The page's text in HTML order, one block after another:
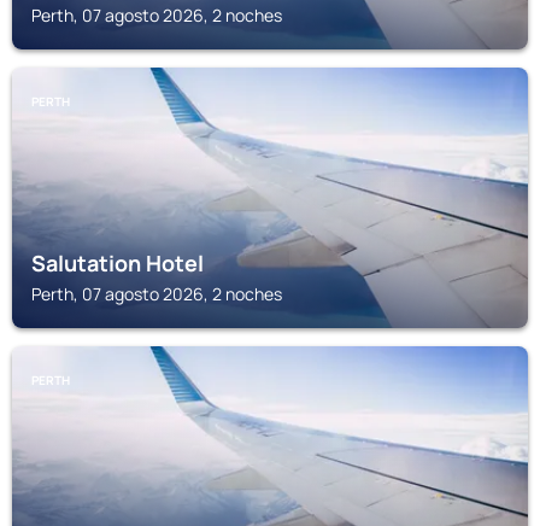
Perth, 07 agosto 2026, 2 noches
PERTH
Salutation Hotel
Perth, 07 agosto 2026, 2 noches
PERTH